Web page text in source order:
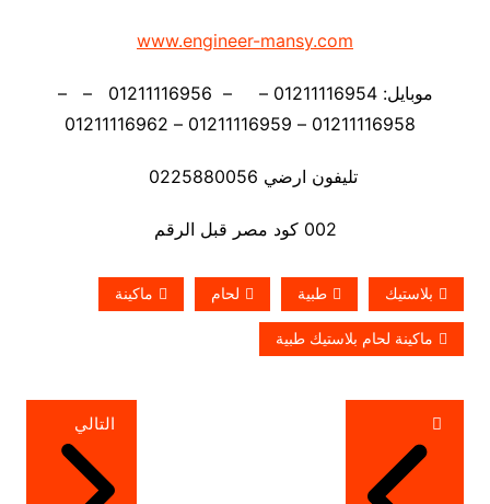
www.engineer-mansy.com
موبايل: 01211116954 – – 01211116956 – –
تليفون ارضي 0225880056
002 كود مصر قبل الرقم
بلاستيك طبية لحام ماكينة
ماكينة لحام بلاستيك طبية
تصفّح
المقالات
التالي